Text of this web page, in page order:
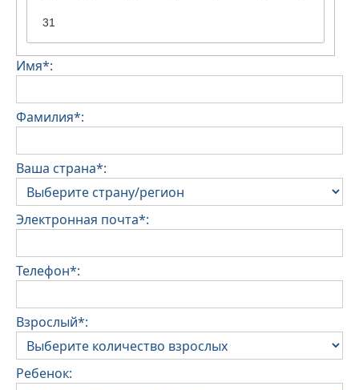
31
Имя*:
Фамилия*:
Ваша страна*:
Электронная почта*:
Телефон*:
Взрослый*:
Ребенок: